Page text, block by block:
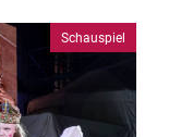
Schauspiel